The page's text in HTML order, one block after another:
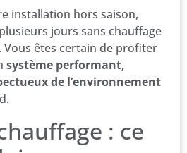
installation hors saison,
jours sans chauffage
Vous êtes certain de profiter
système performant,
de l’environnement
: ce